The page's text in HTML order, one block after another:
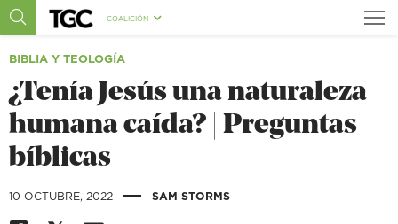
COALICIÓN
BIBLIA Y TEOLOGÍA
¿Tenía Jesús una naturaleza
humana caída? | Preguntas
bíblicas
10 OCTUBRE, 2022 | SAM STORMS